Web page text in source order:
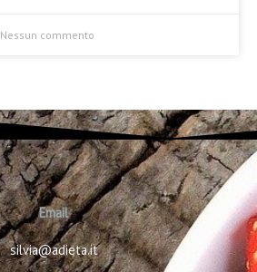
Nessun commento
Email
silvia@adieta.it